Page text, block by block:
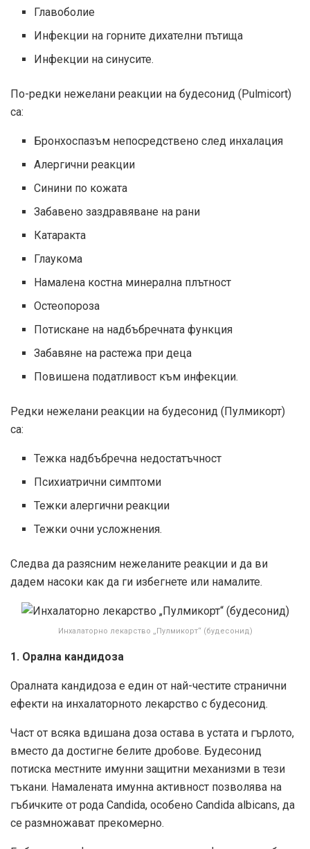
Главоболие
Инфекции на горните дихателни пътища
Инфекции на синусите.
По-редки нежелани реакции на будесонид (Pulmicort)
са:
Бронхоспазъм непосредствено след инхалация
Алергични реакции
Синини по кожата
Забавено заздравяване на рани
Катаракта
Глаукома
Намалена костна минерална плътност
Остеопороза
Потискане на надбъбречната функция
Забавяне на растежа при деца
Повишена податливост към инфекции.
Редки нежелани реакции на будесонид (Пулмикорт)
са:
Тежка надбъбречна недостатъчност
Психиатрични симптоми
Тежки алергични реакции
Тежки очни усложнения.
Следва да разясним нежеланите реакции и да ви
дадем насоки как да ги избегнете или намалите.
Инхалаторно лекарство „Пулмикорт“ (будесонид)
1. Орална кандидоза
Оралната кандидоза е един от най-честите странични
ефекти на инхалаторното лекарство с будесонид.
Част от всяка вдишана доза остава в устата и гърлото,
вместо да достигне белите дробове. Будесонид
потиска местните имунни защитни механизми в тези
тъкани. Намалената имунна активност позволява на
гъбичките от рода Candida, особено Candida albicans, да
се размножават прекомерно.